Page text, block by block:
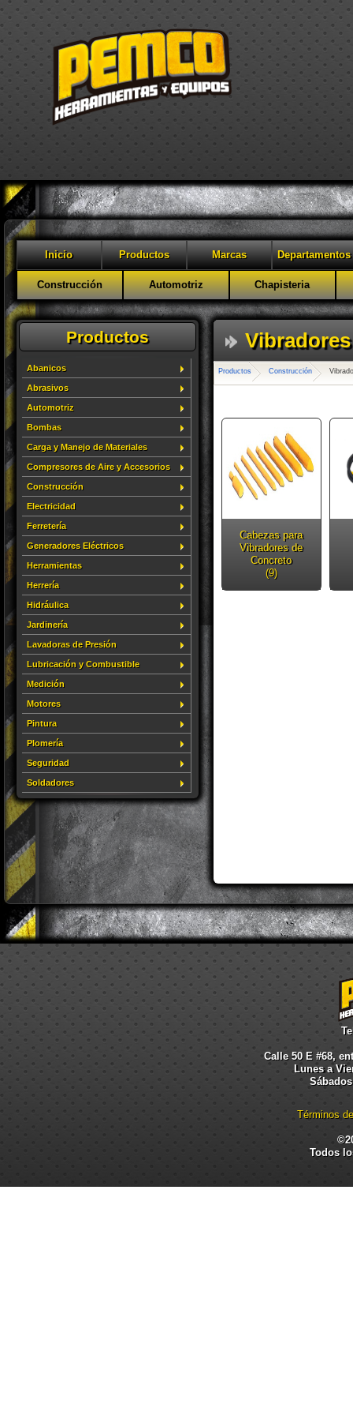
Inicio Productos Marcas Departamentos
Construcción Automotriz Chapisteria
Productos
Abanicos
Abrasivos
Automotriz
Bombas
Carga y Manejo de Materiales
Compresores de Aire y Accesorios
Construcción
Electricidad
Ferretería
Generadores Eléctricos
Herramientas
Herrería
Hidráulica
Jardinería
Lavadoras de Presión
Lubricación y Combustible
Medición
Motores
Pintura
Plomería
Seguridad
Soldadores
Productos Construcción
Cabezas para
Vibradores de
Concreto
(9)
Calle 50 E #68,
Lunes a
Términos
Todos